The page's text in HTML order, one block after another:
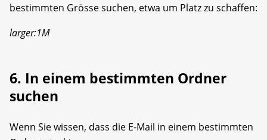
bestimmten Grösse suchen, etwa um Platz zu schaffen:
larger:1M
6. In einem bestimmten Ordner
suchen
Wenn Sie wissen, dass die E-Mail in einem bestimmten